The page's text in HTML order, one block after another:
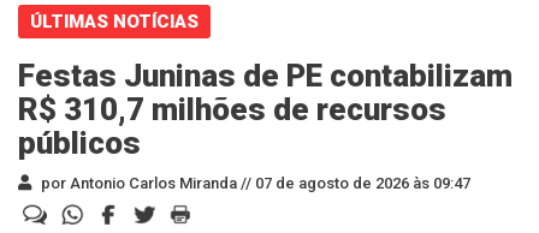
ÚLTIMAS NOTÍCIAS
Festas Juninas de PE contabilizam
R$ 310,7 milhões de recursos
públicos
por Antonio Carlos Miranda // 07 de agosto de 2026 às 09:47